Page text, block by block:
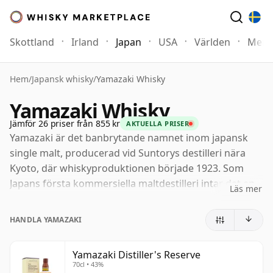
Skottland Irland Japan USA Världen Mer
Hem/Japansk whisky/Yamazaki Whisky
Yamazaki Whisky
Jämför 26 priser från 855 kr AKTUELLA PRISER
Yamazaki är det banbrytande namnet inom japansk
single malt, producerad vid Suntorys destilleri nära
Kyoto, där whiskyproduktionen började 1923. Som
Japans första kommersiella maltdestilleri intar det en
rykte vilar på mycket mer än så. Yamazaki har blivit
rökelseartig krydda, mjuk rök och en distinkt
Läs mer
HANDLA YAMAZAKI
Yamazaki Distiller's Reserve
70cl • 43%